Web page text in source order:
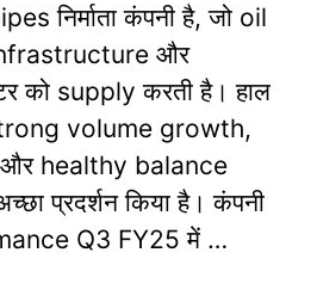
निर्माता कंपनी है, जो oil
और
को supply करती है। हाल
volume growth,
healthy balance
प्रदर्शन किया है। कंपनी
Q3 FY25 में …